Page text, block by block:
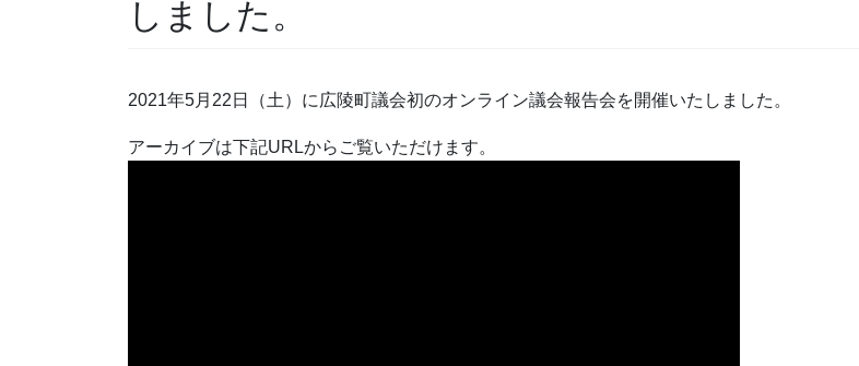
しました。
2021年5月22日（土）に広陵町議会初のオンライン議会報告会を開催いたしました。
アーカイブは下記URLからご覧いただけます。